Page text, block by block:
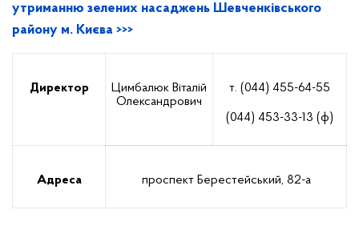
утриманню зелених насаджень Шевченківського
району м. Києва >>>
Директор
Цимбалюк Віталій
Олександрович
т. (044) 455-64-55
(044) 453-33-13 (ф)
Адреса проспект Берестейський, 82-а